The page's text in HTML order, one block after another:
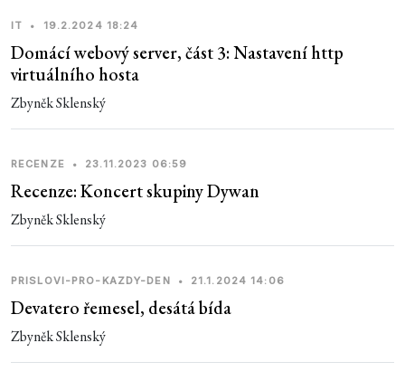
IT • 19.2.2024 18:24
Domácí webový server, část 3: Nastavení http
virtuálního hosta
Zbyněk Sklenský
RECENZE • 23.11.2023 06:59
Recenze: Koncert skupiny Dywan
Zbyněk Sklenský
PRISLOVI-PRO-KAZDY-DEN • 21.1.2024 14:06
Devatero řemesel, desátá bída
Zbyněk Sklenský